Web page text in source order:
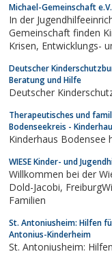
Michael-Gemeinschaft e.V.
In der
Gemeinschaft finden
Krisen, Entwicklungs- und Schulschwierigkeiten Unterstützung
Deutscher
Beratung und Hilfe
Therapeutisches und
Bodenseekreis -
WIESE Kinder- und
Willkommen bei der
Dold-Jacobi, FreiburgWir begleiten junge Menschen und deren
Familien
St. Antoniusheim: Hilfen
Antonius-Kinderheim
St. Antoniusheim: